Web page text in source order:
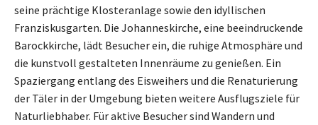
seine prächtige Klosteranlage sowie den idyllischen
Franziskusgarten. Die Johanneskirche, eine beeindruckende
Barockkirche, lädt Besucher ein, die ruhige Atmosphäre und
die kunstvoll gestalteten Innenräume zu genießen. Ein
Spaziergang entlang des Eisweihers und die Renaturierung
der Täler in der Umgebung bieten weitere Ausflugsziele für
Naturliebhaber. Für aktive Besucher sind Wandern und